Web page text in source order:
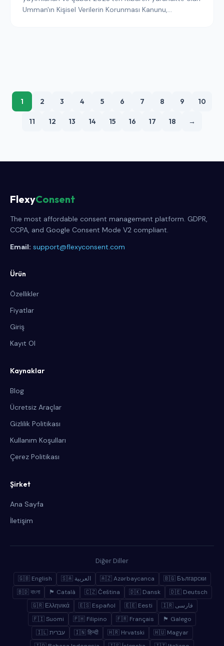
Umman'ın Kişisel Verilerin Korunması Kanunu,
açıklamaktadır.
1 2 3 4 5 6 7 8 9 10
11 12 13 14 15 16 17 18 →
FlexyConsent
The most affordable consent management platform. GDPR,
CCPA, and Google Consent Mode V2 compliant.
Email: support@flexyconsent.com
Ürün
Özellikler
Fiyatlar
Giriş
Kayıt Ol
Kaynaklar
Blog
Ücretsiz Araçlar
Gizlilik Politikası
Kullanım Koşulları
Çerez Politikası
Şirket
Ana Sayfa
İletişim
Diğer Diller
🇬🇧 English 🇸🇦 العربية 🇦🇿 Azərbaycanca
🇧🇬 Български
🇧🇩 বাংলা
🏴 Català 🇨🇿 Čeština 🇩🇰 Dansk
🇩🇪 Deutsch
🇬🇷 Ελληνικά
🇪🇸 Español 🇪🇪 Eesti
🇮🇷 فارسی
🇫🇮 Suomi
🇵🇭 Filipino 🇫🇷 Français
🏴 Galego
🇮🇱 עברית
🇮🇳 हिन्दी 🇭🇷 Hrvatski
🇭🇺 Magyar